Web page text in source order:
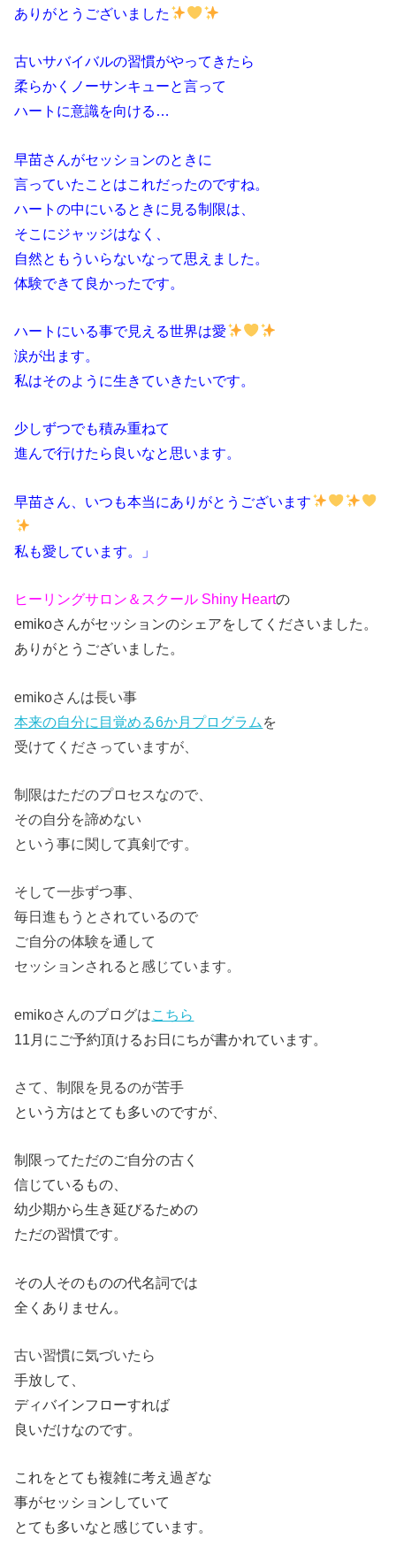
ありがとうございました
古いサバイバルの習慣がやってきたら
柔らかくノーサンキューと言って
ハートに意識を向ける…
早苗さんがセッションのときに
言っていたことはこれだったのですね。
ハートの中にいるときに見る制限は、
そこにジャッジはなく、
自然ともういらないなって思えました。
体験できて良かったです。
ハートにいる事で見える世界は愛
涙が出ます。
私はそのように生きていきたいです。
少しずつでも積み重ねて
進んで行けたら良いなと思います。
早苗さん、いつも本当にありがとうございます
私も愛しています。」
ヒーリングサロン＆スクール Shiny Heartの
emikoさんがセッションのシェアをしてくださいました。
ありがとうございました。
emikoさんは長い事
本来の自分に目覚める6か月プログラム を
受けてくださっていますが、
制限はただのプロセスなので、
その自分を諦めない
という事に関して真剣です。
そして一歩ずつ事、
毎日進もうとされているので
ご自分の体験を通して
セッションされると感じています。
emikoさんのブログは こちら
11月にご予約頂けるお日にちが書かれています。
さて、制限を見るのが苦手
という方はとても多いのですが、
制限ってただのご自分の古く
信じているもの、
幼少期から生き延びるための
ただの習慣です。
その人そのものの代名詞では
全くありません。
古い習慣に気づいたら
手放して、
ディバインフローすれば
良いだけなのです。
これをとても複雑に考え過ぎな
事がセッションしていて
とても多いなと感じています。